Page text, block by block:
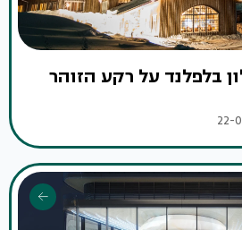
בלפלנד על רקע הזוהר
22-